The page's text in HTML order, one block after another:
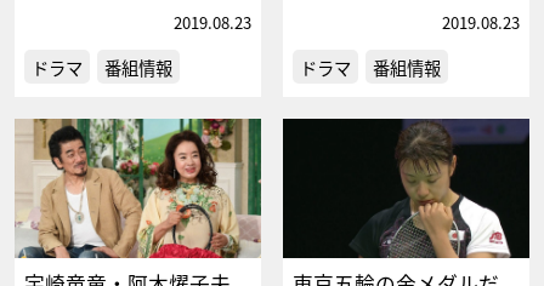
2019.08.23
ドラマ 番組情報
2019.08.23
ドラマ 番組情報